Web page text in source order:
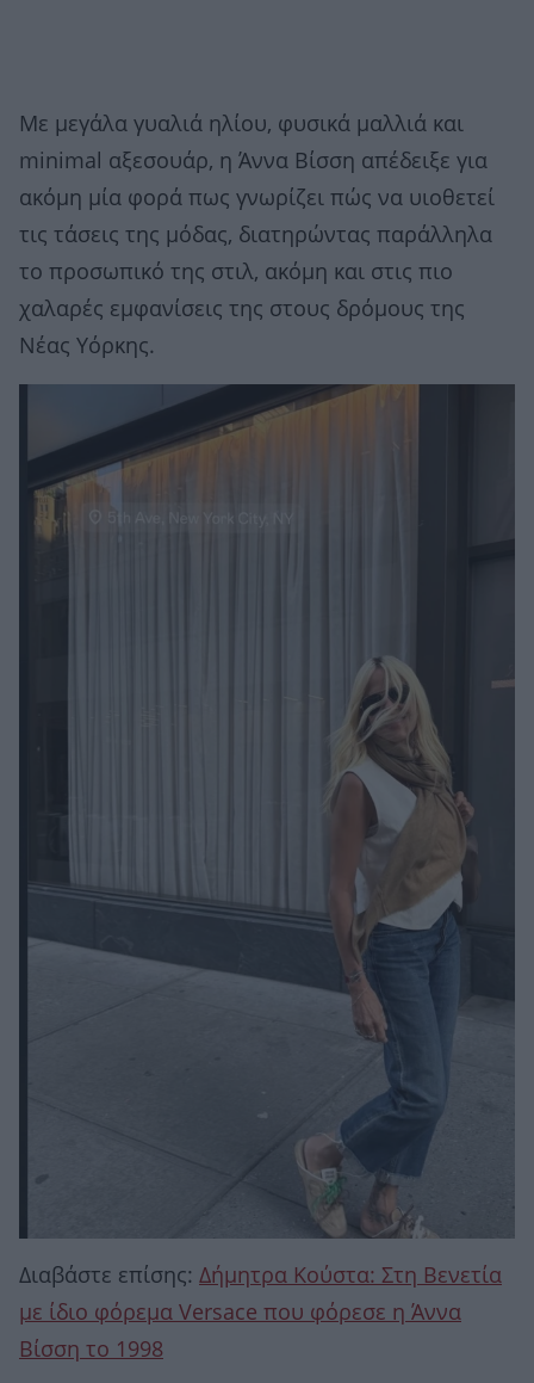
Με μεγάλα γυαλιά ηλίου, φυσικά μαλλιά και
minimal αξεσουάρ, η Άννα Βίσση απέδειξε για
ακόμη μία φορά πως γνωρίζει πώς να υιοθετεί
τις τάσεις της μόδας, διατηρώντας παράλληλα
το προσωπικό της στιλ, ακόμη και στις πιο
χαλαρές εμφανίσεις της στους δρόμους της
Νέας Υόρκης.
Διαβάστε επίσης: Δήμητρα Κούστα: Στη Βενετία
με ίδιο φόρεμα Versace που φόρεσε η Άννα
Βίσση το 1998